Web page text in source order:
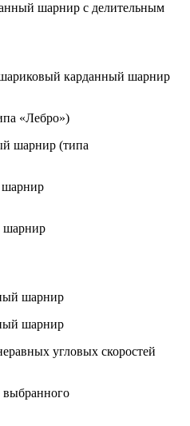
шарнир с делительным
карданный шарнир
«Лебро»)
шарнир (типа
шарнир
карданный шарнир
шарнир
шарнир
угловых скоростей
выбранного